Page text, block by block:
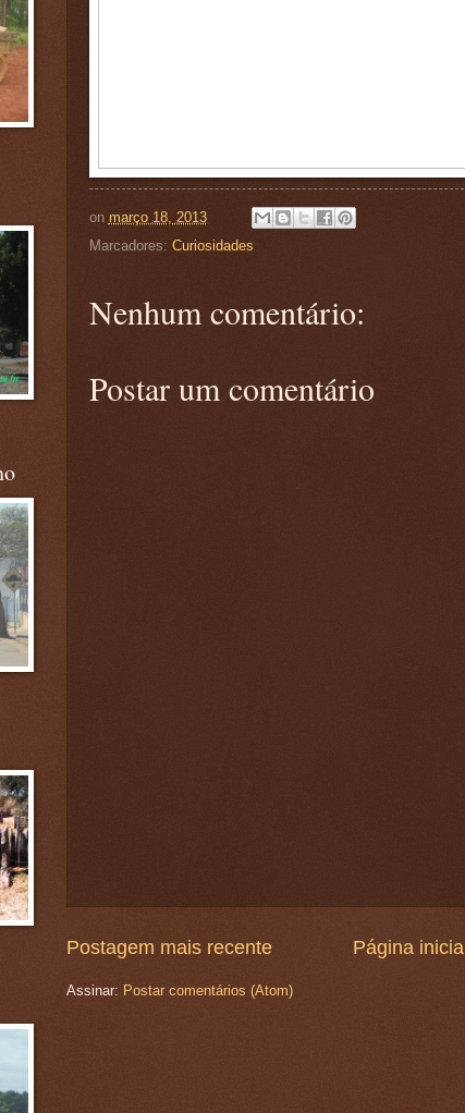
on março 18, 2013
Marcadores: Curiosidades
Nenhum comentário:
Postar um comentário
Postagem mais recente Página inicial
Assinar: Postar comentários (Atom)